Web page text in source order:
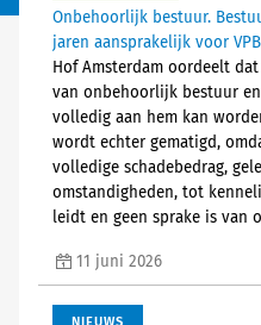
Onbehoorlijk bestuur.
jaren aansprakelijk voor
Hof Amsterdam oordeelt
van onbehoorlijk bestuur
volledig aan hem kan
wordt echter gematigd,
volledige schadebedrag,
omstandigheden, tot
leidt en geen sprake is van
11 juni 2026